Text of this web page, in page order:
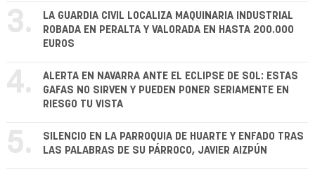
3.
LA GUARDIA CIVIL LOCALIZA MAQUINARIA INDUSTRIAL
ROBADA EN PERALTA Y VALORADA EN HASTA 200.000
EUROS
4.
ALERTA EN NAVARRA ANTE EL ECLIPSE DE SOL: ESTAS
GAFAS NO SIRVEN Y PUEDEN PONER SERIAMENTE EN
RIESGO TU VISTA
5.
SILENCIO EN LA PARROQUIA DE HUARTE Y ENFADO TRAS
LAS PALABRAS DE SU PÁRROCO, JAVIER AIZPÚN